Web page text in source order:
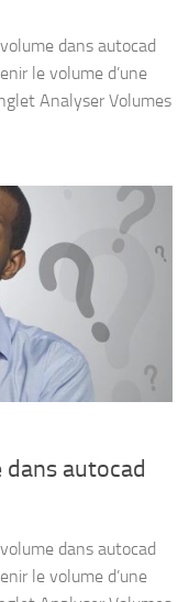
dans autocad
le volume d’une
Analyser Volumes
autocad
dans autocad
le volume d’une